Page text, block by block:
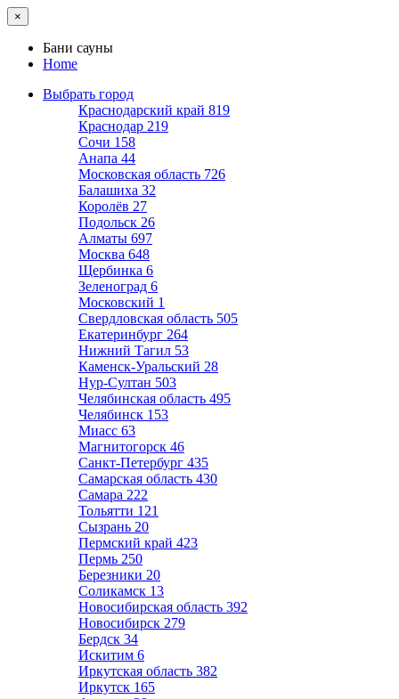
×
Бани сауны
Home
Выбрать город
Краснодарский край 819
Краснодар 219
Сочи 158
Анапа 44
Московская область 726
Балашиха 32
Королёв 27
Подольск 26
Алматы 697
Москва 648
Щербинка 6
Зеленоград 6
Московский 1
Свердловская область 505
Екатеринбург 264
Нижний Тагил 53
Каменск-Уральский 28
Нур-Султан 503
Челябинская область 495
Челябинск 153
Миасс 63
Магнитогорск 46
Санкт-Петербург 435
Самарская область 430
Самара 222
Тольятти 121
Сызрань 20
Пермский край 423
Пермь 250
Березники 20
Соликамск 13
Новосибирская область 392
Новосибирск 279
Бердск 34
Искитим 6
Иркутская область 382
Иркутск 165